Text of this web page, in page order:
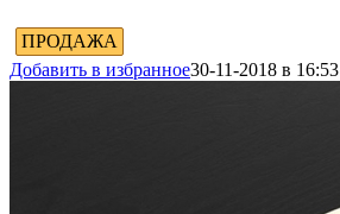
ПРОДАЖА
Добавить в избранное30-11-2018 в 16:53